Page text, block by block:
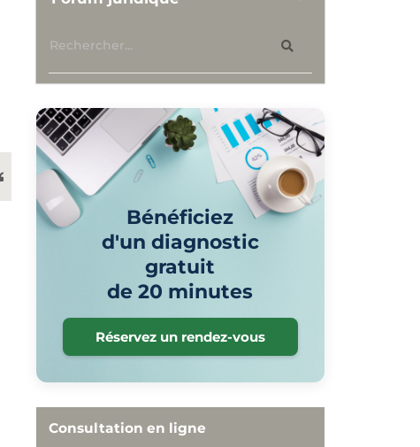
Bénéficiez
d'un diagnostic
gratuit
de 20 minutes
Réservez un rendez-vous
Consultation en ligne